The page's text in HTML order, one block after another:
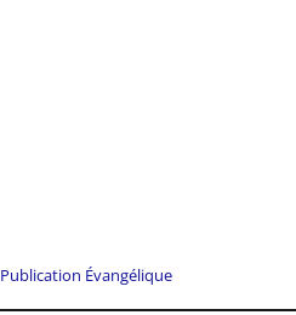
Publication Évangélique